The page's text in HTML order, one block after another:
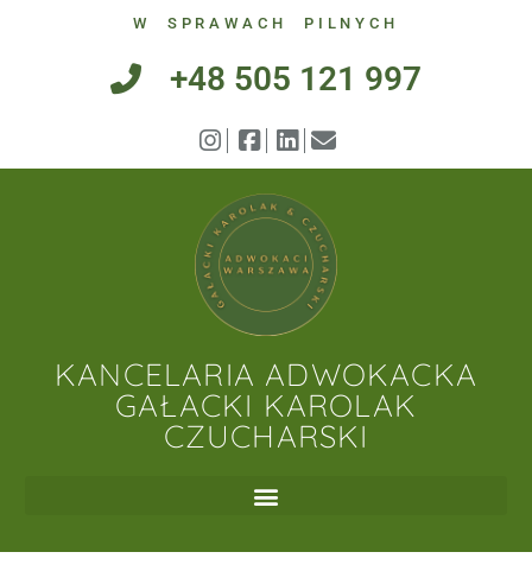
W SPRAWACH PILNYCH
+48 505 121 997
KANCELARIA ADWOKACKA
GAŁACKI KAROLAK
CZUCHARSKI